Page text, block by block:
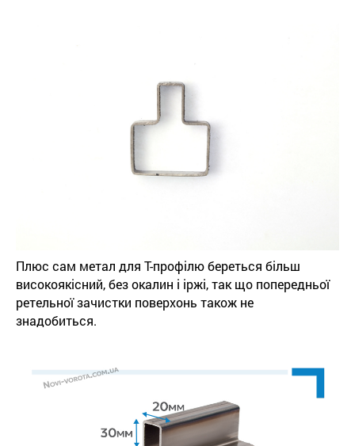
Плюс сам метал для Т-профілю береться більш
високоякісний, без окалин і іржі, так що попередньої
ретельної зачистки поверхонь також не
знадобиться.